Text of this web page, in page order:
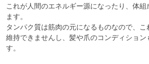
これが人間のエネルギー源になったり、体
ます。
タンパク質は筋肉の元になるものなので、
維持できませんし、髪や爪のコンディション
す。